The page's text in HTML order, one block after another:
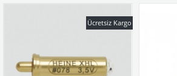
Ücretsiz Kargo